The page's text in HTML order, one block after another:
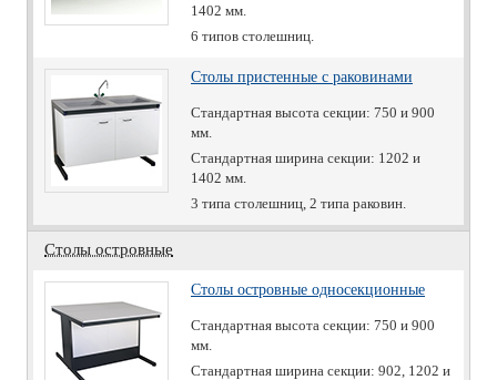
1402 мм.
6 типов столешниц.
Столы пристенные с раковинами
Стандартная высота секции: 750 и 900
мм.
Стандартная ширина секции: 1202 и
1402 мм.
3 типа столешниц, 2 типа раковин.
Столы островные
Столы островные односекционные
Стандартная высота секции: 750 и 900
мм.
Стандартная ширина секции: 902, 1202 и